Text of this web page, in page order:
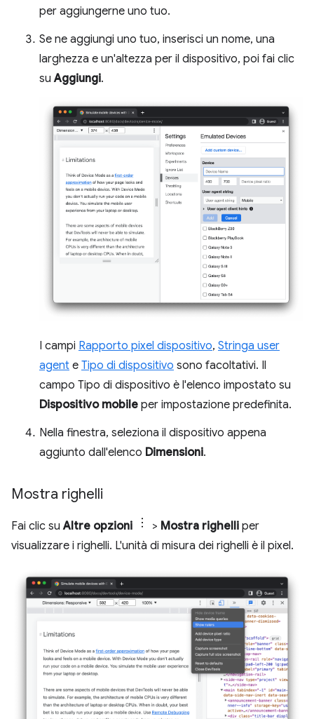
per aggiungerne uno tuo.
Se ne aggiungi uno tuo, inserisci un nome, una
larghezza e un'altezza per il dispositivo, poi fai clic
suAggiungi.
I campi Rapporto pixel dispositivo, Stringa user
agent e Tipo di dispositivo sono facoltativi. Il
campo Tipo di dispositivo è l'elenco impostato su
Dispositivo mobile per impostazione predefinita.
Nella finestra, seleziona il dispositivo appena
aggiunto dall'elenco Dimensioni.
Mostra righelli
Fai clic suAltre opzioni > Mostra righelli per
visualizzare i righelli. L'unità di misura dei righelli è il pixel.